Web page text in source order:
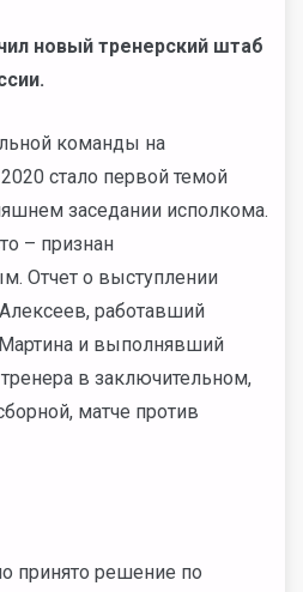
новый тренерский штаб
команды на
стало первой темой
заседании исполкома.
– признан
Отчет о выступлении
работавший
и выполнявший
в заключительном,
матче против
принято решение по